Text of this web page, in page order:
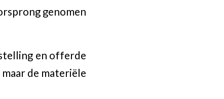
genomen
en offerde
de materiële